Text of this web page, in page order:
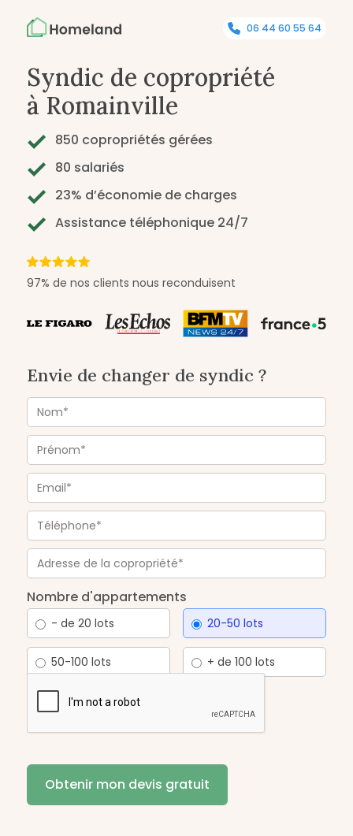
06 44 60 55 64
Syndic de copropriété
à Romainville
850 copropriétés gérées
80 salariés
23% d’économie de charges
Assistance téléphonique 24/7
97% de nos clients nous reconduisent
Envie de changer de syndic ?
Nombre d'appartements
- de 20 lots 20-50 lots
50-100 lots + de 100 lots